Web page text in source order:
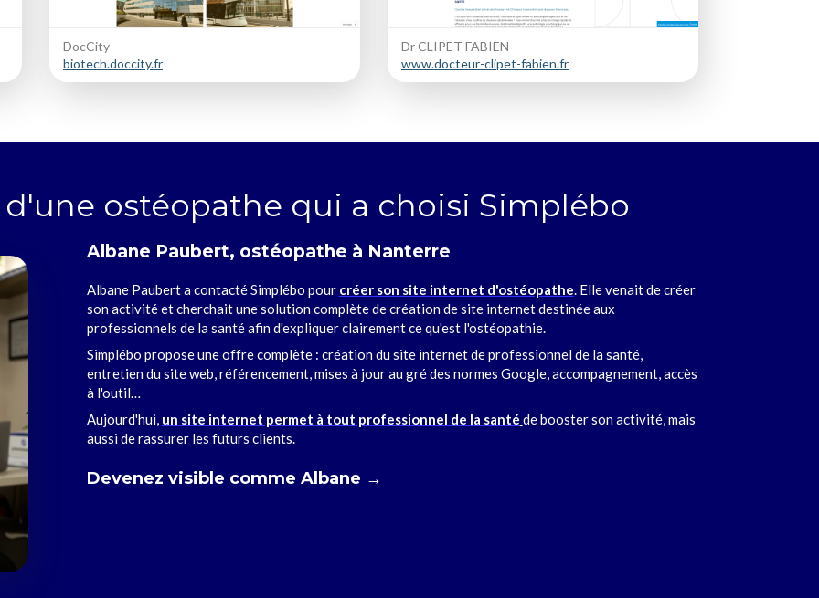
DocCity
biotech.doccity.fr
Dr CLIPET FABIEN
www.docteur-clipet-fabien.fr
ostéopathe qui a choisi Simplébo
Albane Paubert, ostéopathe à Nanterre
Albane Paubert a contacté Simplébo pour créer son site internet d'ostéopathe. Elle venait de créer
son activité et cherchait une solution complète de création de site internet destinée aux
professionnels de la santé afin d'expliquer clairement ce qu'est l'ostéopathie.
Simplébo propose une offre complète : création du site internet de professionnel de la santé,
entretien du site web, référencement, mises à jour au gré des normes Google, accompagnement, accès
à l'outil…
Aujourd'hui, un site internet permet à tout professionnel de la santé de booster son activité, mais
aussi de rassurer les futurs clients.
Devenez visible comme Albane →